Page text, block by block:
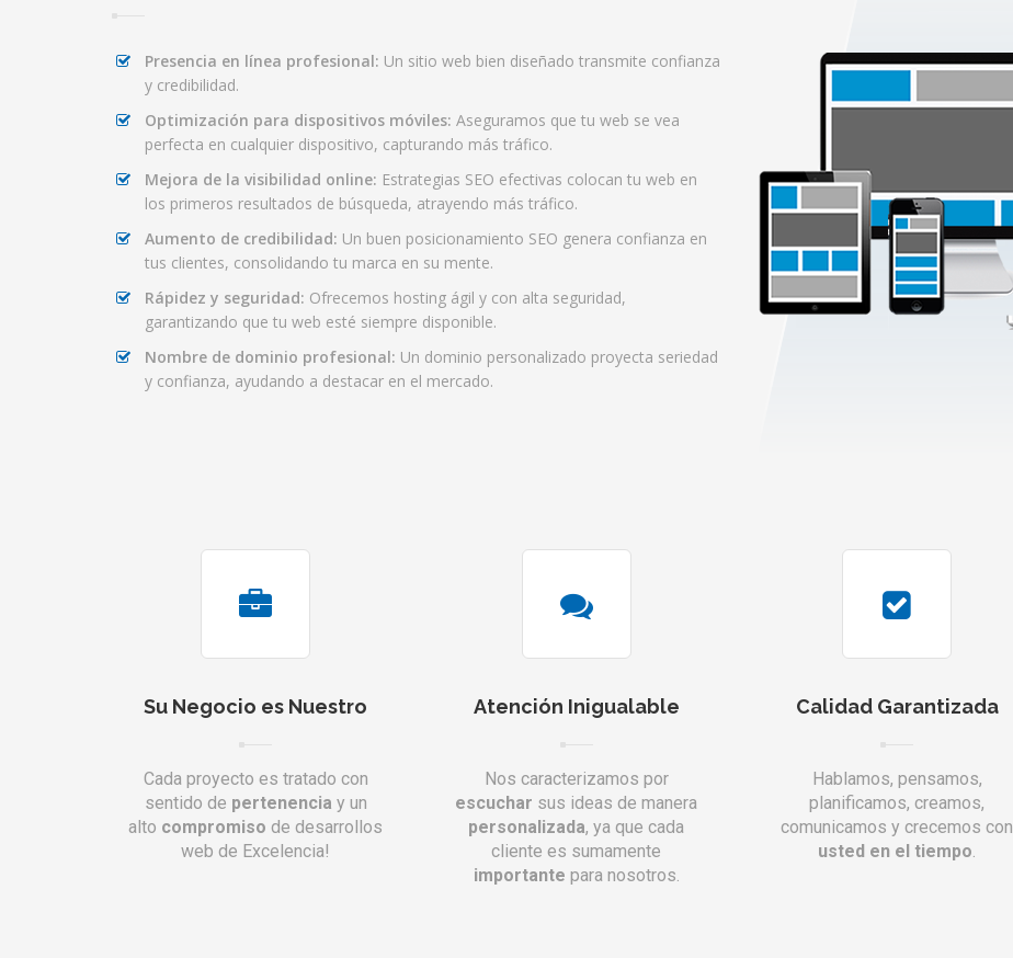
Presencia en línea profesional: Un sitio web bien diseñado transmite confianza
y credibilidad.
Optimización para dispositivos móviles: Aseguramos que tu web se vea
perfecta en cualquier dispositivo, capturando más tráfico.
Mejora de la visibilidad online: Estrategias SEO efectivas colocan tu web en
los primeros resultados de búsqueda, atrayendo más tráfico.
Aumento de credibilidad: Un buen posicionamiento SEO genera confianza en
tus clientes, consolidando tu marca en su mente.
Rápidez y seguridad: Ofrecemos hosting ágil y con alta seguridad,
garantizando que tu web esté siempre disponible.
Nombre de dominio profesional: Un dominio personalizado proyecta seriedad
y confianza, ayudando a destacar en el mercado.
Su Negocio es Nuestro
Cada proyecto es tratado con
sentido de pertenencia y un
alto compromiso de desarrollos
web de Excelencia!
Atención Inigualable
Nos caracterizamos por
escuchar sus ideas de manera
personalizada, ya que cada
cliente es sumamente
importante para nosotros.
Calidad Garantizada
Hablamos, pensamos,
planificamos, creamos,
comunicamos y crecemos con
usted en el tiempo.